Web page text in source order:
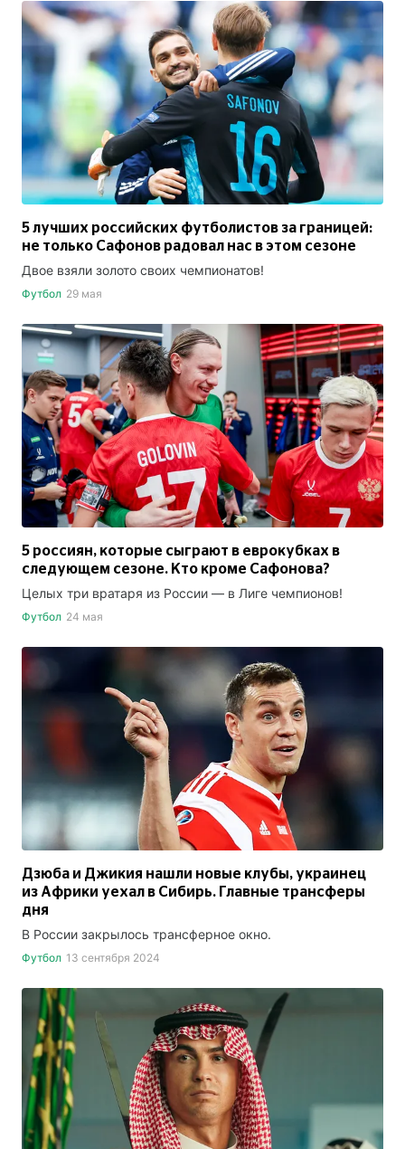
5 лучших российских футболистов за границей:
не только Сафонов радовал нас в этом сезоне
Двое взяли золото своих чемпионатов!
Футбол 29 мая
5 россиян, которые сыграют в еврокубках в
следующем сезоне. Кто кроме Сафонова?
Целых три вратаря из России — в Лиге чемпионов!
Футбол 24 мая
Дзюба и Джикия нашли новые клубы, украинец
из Африки уехал в Сибирь. Главные трансферы
дня
В России закрылось трансферное окно.
Футбол 13 сентября 2024